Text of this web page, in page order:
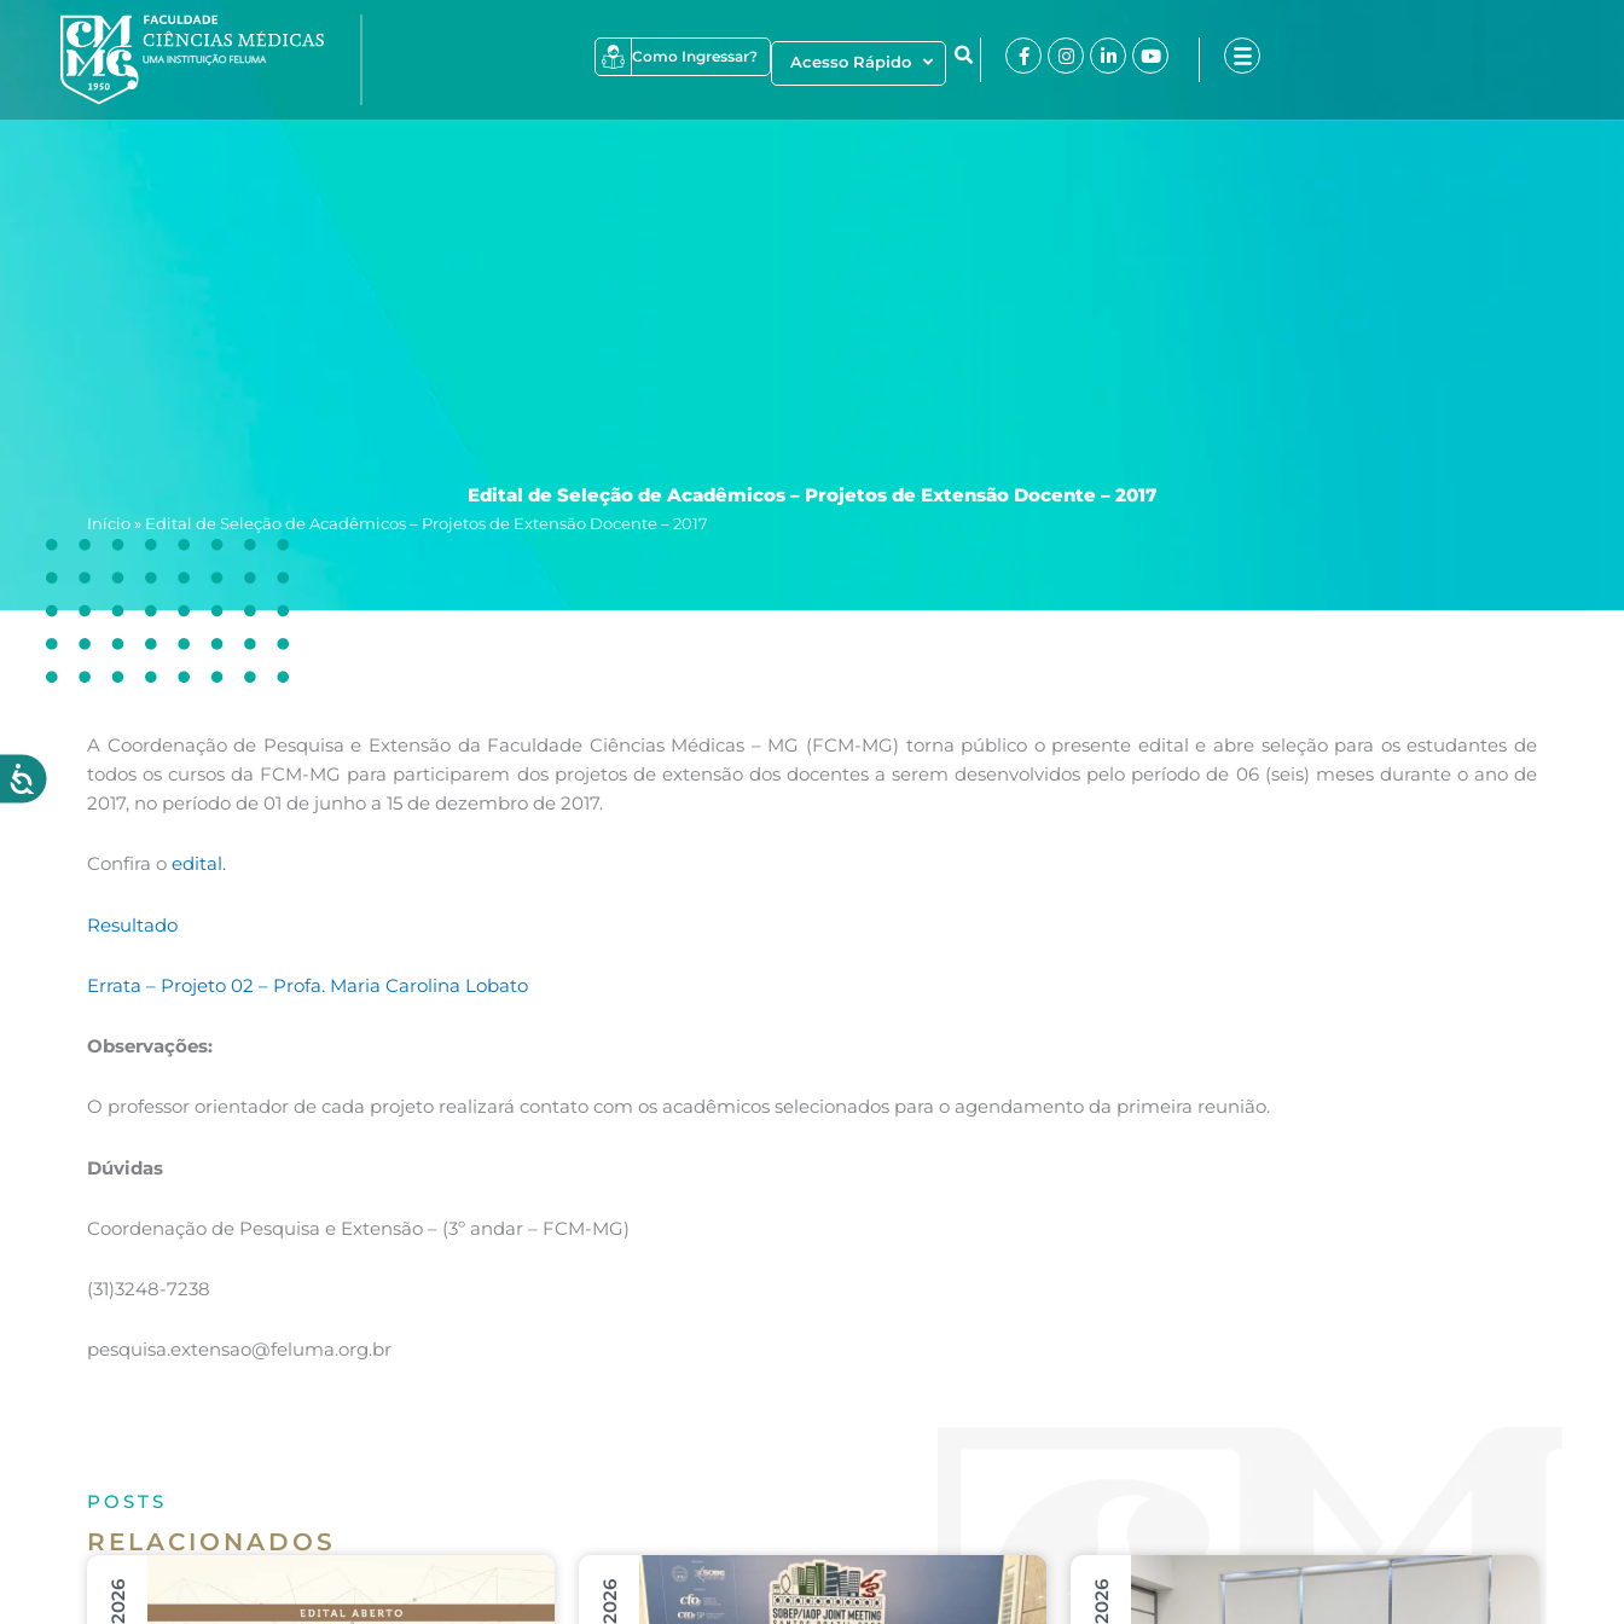
conteúdo
Como Ingressar? Acesso Rápido
Facebook-
f
Instagram
Linkedin-
in
Youtube
Edital de Seleção de Acadêmicos – Projetos de Extensão Docente – 2017
Início » Edital de Seleção de Acadêmicos – Projetos de Extensão Docente – 2017
A Coordenação de Pesquisa e Extensão da Faculdade Ciências Médicas – MG (FCM-MG) torna público o presente edital e abre seleção para os estudantes de
todos os cursos da FCM-MG para participarem dos projetos de extensão dos docentes a serem desenvolvidos pelo período de 06 (seis) meses durante o ano de
2017, no período de 01 de junho a 15 de dezembro de 2017.
Confira o edital.
Resultado
Errata – Projeto 02 – Profa. Maria Carolina Lobato
Observações:
O professor orientador de cada projeto realizará contato com os acadêmicos selecionados para o agendamento da primeira reunião.
Dúvidas
Coordenação de Pesquisa e Extensão – (3º andar – FCM-MG)
(31)3248-7238
pesquisa.extensao@feluma.org.br
POSTS
RELACIONADOS